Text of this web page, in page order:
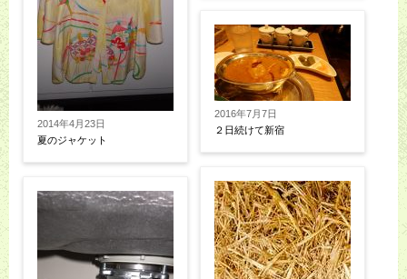
2014年4月23日
夏のジャケット
2016年7月7日
２日続けて新宿